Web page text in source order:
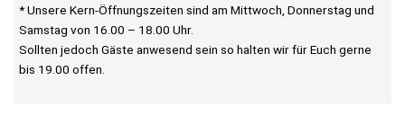
* Unsere Kern-Öffnungszeiten sind am Mittwoch, Donnerstag und
Samstag von 16.00 – 18.00 Uhr.
Sollten jedoch Gäste anwesend sein so halten wir für Euch gerne
bis 19.00 offen.